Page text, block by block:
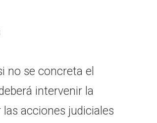
no se concreta el
intervenir la
acciones judiciales